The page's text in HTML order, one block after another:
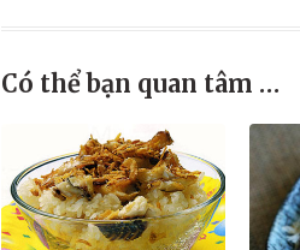
Có thể bạn quan tâm …